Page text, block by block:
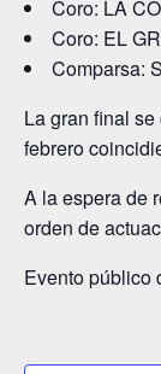
Coro: LA
Coro: EL
Comparsa:
La gran final
febrero
A la espera de
orden de
Evento público